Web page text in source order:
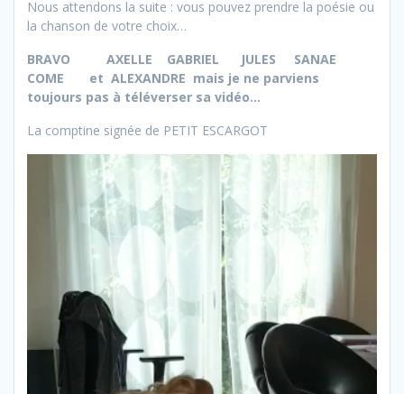
Nous attendons la suite : vous pouvez prendre la poésie ou
la chanson de votre choix…
BRAVO AXELLE GABRIEL JULES SANAE
COME et ALEXANDRE mais je ne parviens
toujours pas à téléverser sa vidéo…
La comptine signée de PETIT ESCARGOT